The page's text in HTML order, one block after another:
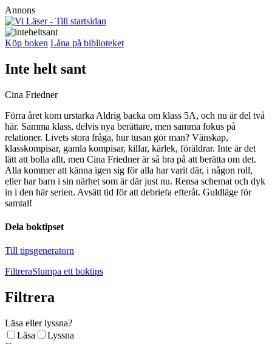
Annons
Köp boken Låna på biblioteket
Inte helt sant
Cina Friedner
Förra året kom urstarka Aldrig backa om klass 5A, och nu är del två
här. Samma klass, delvis nya berättare, men samma fokus på
relationer. Livets stora fråga, hur tusan gör man? Vänskap,
klasskompisar, gamla kompisar, killar, kärlek, föräldrar. Inte är det
lätt att bolla allt, men Cina Friedner är så bra på att berätta om det.
Alla kommer att känna igen sig för alla har varit där, i någon roll,
eller har barn i sin närhet som är där just nu. Rensa schemat och dyk
in i den här serien. Avsätt tid för att debriefa efteråt. Guldläge för
samtal!
Dela boktipset
Till tipsgeneratorn
FiltreraSlumpa ett boktips
Filtrera
Läsa eller lyssna?
Läsa
Lyssna